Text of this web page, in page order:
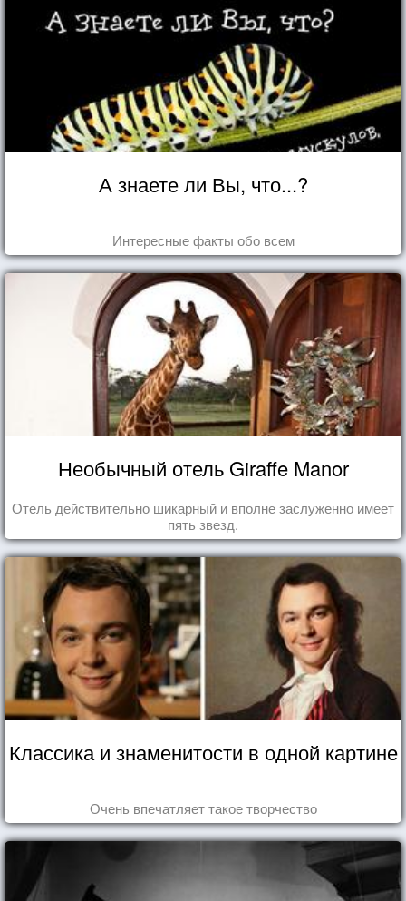
А знаете ли Вы, что...?
Интересные факты обо всем
Необычный отель Giraffe Manor
Отель действительно шикарный и вполне заслуженно имеет
пять звезд.
Классика и знаменитости в одной картине
Очень впечатляет такое творчество